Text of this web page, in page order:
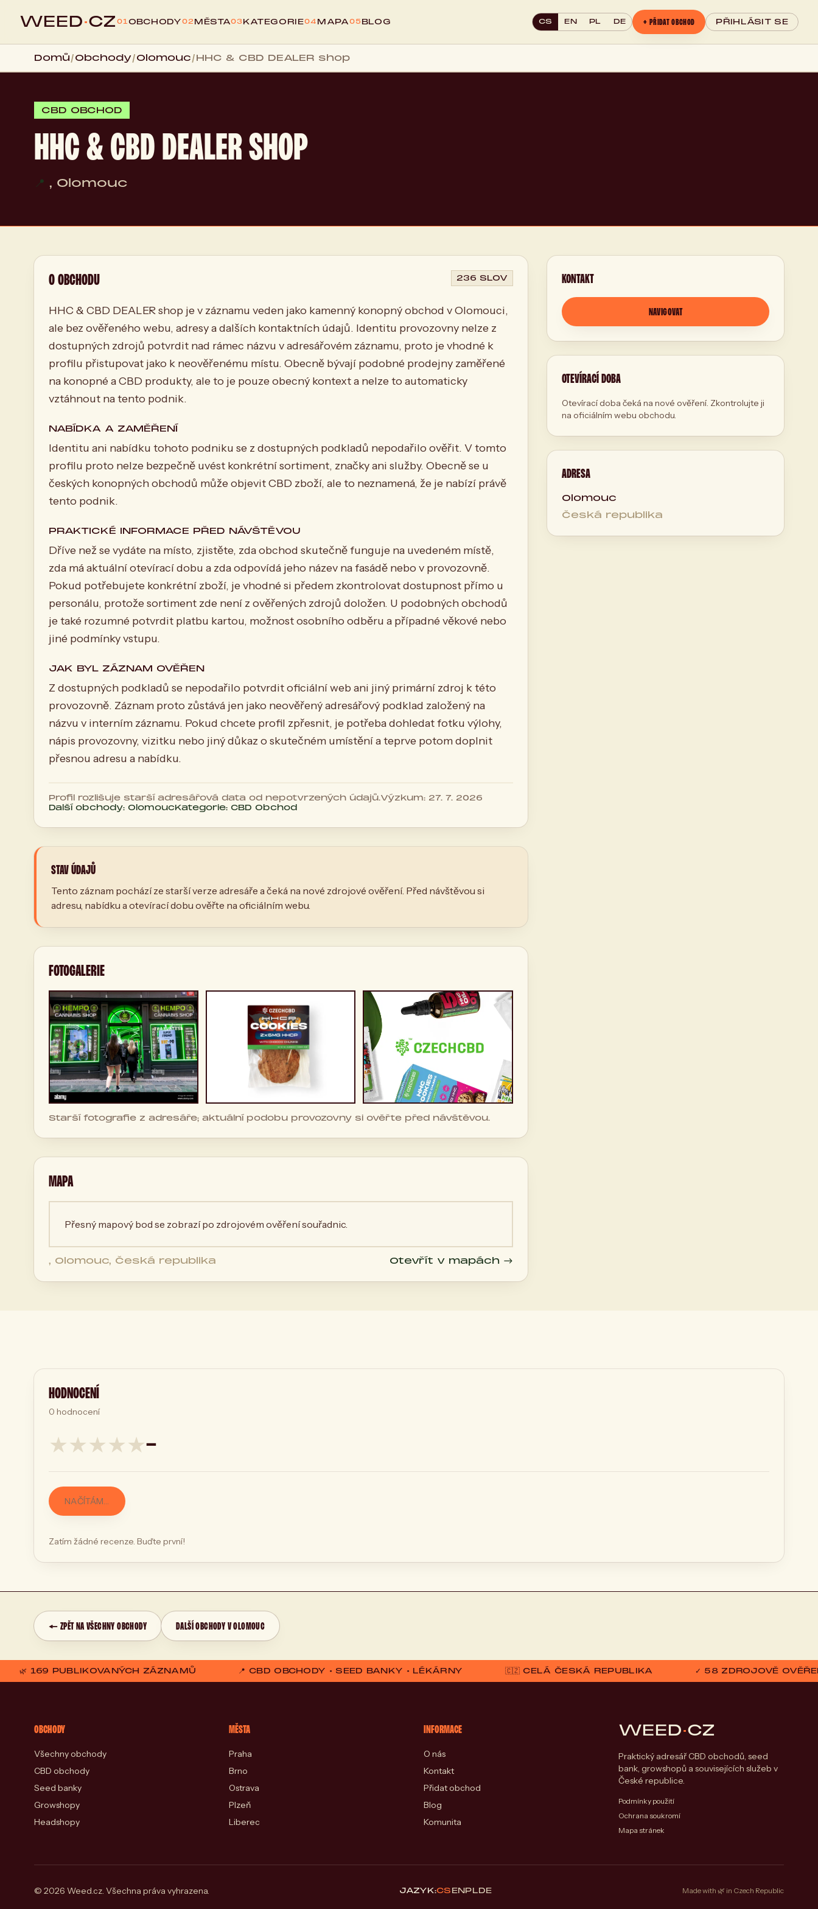
WEED·CZ 01OBCHODY02 MĚSTA03 KATEGORIE04 MAPA05 BLOG CS EN PL DE + PŘIDAT OBCHOD PŘIHLÁSIT SE
Domů/Obchody/Olomouc/HHC & CBD DEALER shop
CBD OBCHOD
HHC & CBD DEALER SHOP
📍 , Olomouc
O OBCHODU 236 SLOV
HHC & CBD DEALER shop je v záznamu veden jako kamenný konopný obchod v Olomouci,
ale bez ověřeného webu, adresy a dalších kontaktních údajů. Identitu provozovny nelze z
dostupných zdrojů potvrdit nad rámec názvu v adresářovém záznamu, proto je vhodné k
profilu přistupovat jako k neověřenému místu. Obecně bývají podobné prodejny zaměřené
na konopné a CBD produkty, ale to je pouze obecný kontext a nelze to automaticky
vztáhnout na tento podnik.
NABÍDKA A ZAMĚŘENÍ
Identitu ani nabídku tohoto podniku se z dostupných podkladů nepodařilo ověřit. V tomto
profilu proto nelze bezpečně uvést konkrétní sortiment, značky ani služby. Obecně se u
českých konopných obchodů může objevit CBD zboží, ale to neznamená, že je nabízí právě
tento podnik.
PRAKTICKÉ INFORMACE PŘED NÁVŠTĚVOU
Dříve než se vydáte na místo, zjistěte, zda obchod skutečně funguje na uvedeném místě,
zda má aktuální otevírací dobu a zda odpovídá jeho název na fasádě nebo v provozovně.
Pokud potřebujete konkrétní zboží, je vhodné si předem zkontrolovat dostupnost přímo u
personálu, protože sortiment zde není z ověřených zdrojů doložen. U podobných obchodů
je také rozumné potvrdit platbu kartou, možnost osobního odběru a případné věkové nebo
jiné podmínky vstupu.
JAK BYL ZÁZNAM OVĚŘEN
Z dostupných podkladů se nepodařilo potvrdit oficiální web ani jiný primární zdroj k této
provozovně. Záznam proto zůstává jen jako neověřený adresářový podklad založený na
názvu v interním záznamu. Pokud chcete profil zpřesnit, je potřeba dohledat fotku výlohy,
nápis provozovny, vizitku nebo jiný důkaz o skutečném umístění a teprve potom doplnit
přesnou adresu a nabídku.
Profil rozlišuje starší adresářová data od nepotvrzených údajů.Výzkum: 27. 7. 2026
Další obchody: OlomoucKategorie: CBD Obchod
STAV ÚDAJŮ
Tento záznam pochází ze starší verze adresáře a čeká na nové zdrojové ověření. Před návštěvou si
adresu, nabídku a otevírací dobu ověřte na oficiálním webu.
FOTOGALERIE
Starší fotografie z adresáře; aktuální podobu provozovny si ověřte před návštěvou.
MAPA
Přesný mapový bod se zobrazí po zdrojovém ověření souřadnic.
, Olomouc, Česká republika Otevřít v mapách →
KONTAKT
NAVIGOVAT
OTEVÍRACÍ DOBA
Otevírací doba čeká na nové ověření. Zkontrolujte ji
na oficiálním webu obchodu.
ADRESA
Olomouc
Česká republika
HODNOCENÍ
0 hodnocení
★★★★★—
NAČÍTÁM…
Zatím žádné recenze. Buďte první!
← ZPĚT NA VŠECHNY OBCHODY DALŠÍ OBCHODY V OLOMOUC
🌿 169 PUBLIKOVANÝCH ZÁZNAMŮ 📍 CBD OBCHODY • SEED BANKY • LÉKÁRNY 🇨🇿 CELÁ ČESKÁ REPUBLIKA ✓ 58 ZDROJOVĚ
OBCHODY
Všechny obchody
CBD obchody
Seed banky
Growshopy
Headshopy
MĚSTA
Praha
Brno
Ostrava
Plzeň
Liberec
INFORMACE
O nás
Kontakt
Přidat obchod
Blog
Komunita
WEED·CZ
Praktický adresář CBD obchodů, seed
bank, growshopů a souvisejících služeb v
České republice.
Podmínky použití
Ochrana soukromí
Mapa stránek
© 2026 Weed.cz. Všechna práva vyhrazena. JAZYK:CSENPLDE Made with 🌿 in Czech Republic